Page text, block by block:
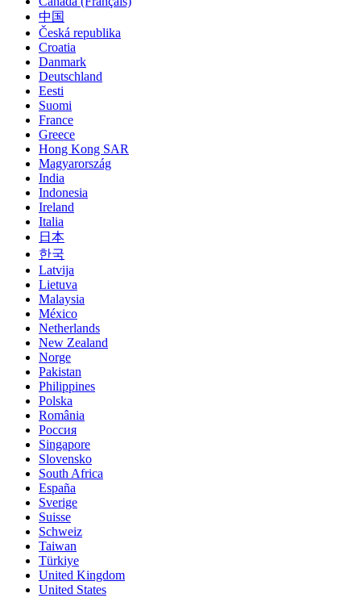
中国
Česká republika
Croatia
Danmark
Deutschland
Eesti
Suomi
France
Greece
Hong Kong SAR
Magyarország
India
Indonesia
Ireland
Italia
日本
한국
Latvija
Lietuva
Malaysia
México
Netherlands
New Zealand
Norge
Pakistan
Philippines
Polska
România
Россия
Singapore
Slovensko
South Africa
España
Sverige
Suisse
Schweiz
Taiwan
Türkiye
United Kingdom
United States